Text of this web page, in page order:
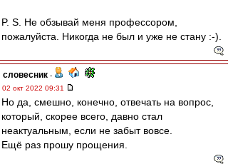
P. S. Не обзывай меня профессором,
пожалуйста. Никогда не был и уже не стану :-).
словесник -
02 окт 2022 09:31
Но да, смешно, конечно, отвечать на вопрос,
который, скорее всего, давно стал
неактуальным, если не забыт вовсе.
Ещё раз прошу прощения.